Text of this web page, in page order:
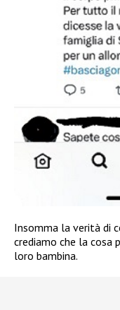
Insomma la verità di
crediamo che la cosa
loro bambina.